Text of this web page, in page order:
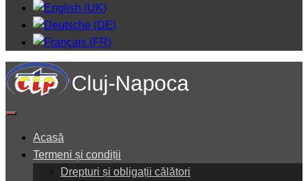
Acasă
Termeni și condiții
Drepturi și obligații călători